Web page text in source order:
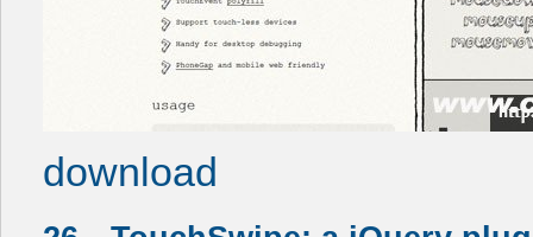
download